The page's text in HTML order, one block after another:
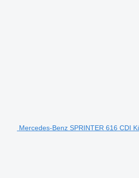
Mercedes-Benz SPRINTER 616 CDI